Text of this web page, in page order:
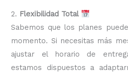
2. Flexibilidad Total
Sabemos que los planes
momento. Si necesitas más
ajustar el horario de
estamos dispuestos a